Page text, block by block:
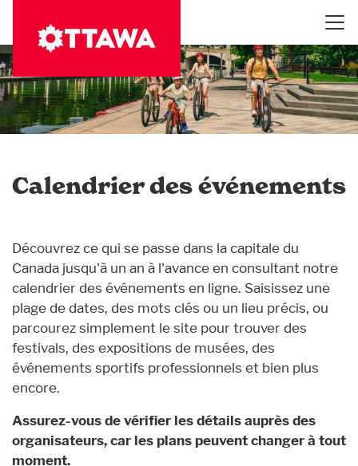
contenu
principal
Calendrier des événements
Découvrez ce qui se passe dans la capitale du
Canada jusqu'à un an à l'avance en consultant notre
calendrier des événements en ligne. Saisissez une
plage de dates, des mots clés ou un lieu précis, ou
parcourez simplement le site pour trouver des
festivals, des expositions de musées, des
événements sportifs professionnels et bien plus
encore.
Assurez-vous de vérifier les détails auprès des
organisateurs, car les plans peuvent changer à tout
moment.